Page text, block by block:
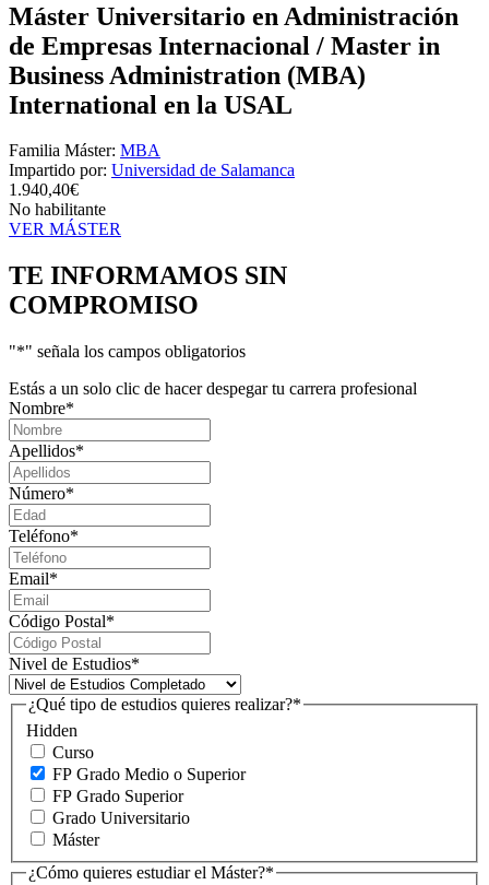
Máster Universitario en Administración
de Empresas Internacional / Master in
Business Administration (MBA)
International en la USAL
Familia Máster: MBA
Impartido por: Universidad de Salamanca
1.940,40€
No habilitante
VER MÁSTER
TE INFORMAMOS SIN
COMPROMISO
"*" señala los campos obligatorios
Estás a un solo clic de hacer despegar tu carrera profesional
Nombre*
Apellidos*
Número*
Teléfono*
Email*
Código Postal*
Nivel de Estudios*
Hidden
¿Qué tipo de estudios quieres realizar?*
Curso
FP Grado Medio o Superior
FP Grado Superior
Grado Universitario
Máster
¿Cómo quieres estudiar el Máster?*